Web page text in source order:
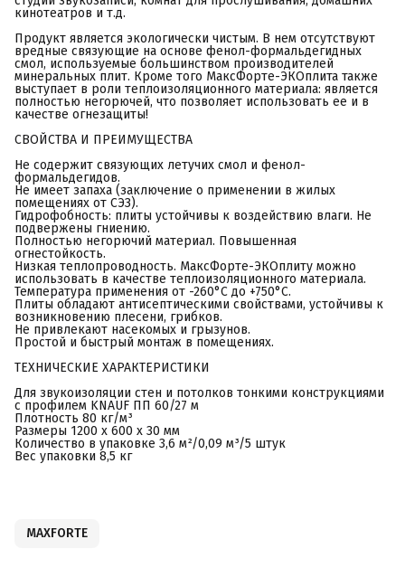
кинотеатров и т.д.
Продукт является экологически чистым. В нем отсутствуют
вредные связующие на основе фенол-формальдегидных
смол, используемые большинством производителей
минеральных плит. Кроме того МаксФорте-ЭКОплита также
выступает в роли теплоизоляционного материала: является
полностью негорючей, что позволяет использовать ее и в
качестве огнезащиты!
СВОЙСТВА И ПРЕИМУЩЕСТВА
Не содержит связующих летучих смол и фенол-
формальдегидов.
Не имеет запаха (заключение о применении в жилых
помещениях от СЭЗ).
Гидрофобность: плиты устойчивы к воздействию влаги. Не
подвержены гниению.
Полностью негорючий материал. Повышенная
огнестойкость.
Низкая теплопроводность. МаксФорте-ЭКОплиту можно
использовать в качестве теплоизоляционного материала.
Температура применения от -260°С до +750°С.
Плиты обладают антисептическими свойствами, устойчивы к
возникновению плесени, грибков.
Не привлекают насекомых и грызунов.
Простой и быстрый монтаж в помещениях.
ТЕХНИЧЕСКИЕ ХАРАКТЕРИСТИКИ
Для звукоизоляции стен и потолков тонкими конструкциями
с профилем KNAUF ПП 60/27 м
Плотность 80 кг/м³
Размеры 1200 х 600 х 30 мм
Количество в упаковке 3,6 м²/0,09 м³/5 штук
Вес упаковки 8,5 кг
MAXFORTE